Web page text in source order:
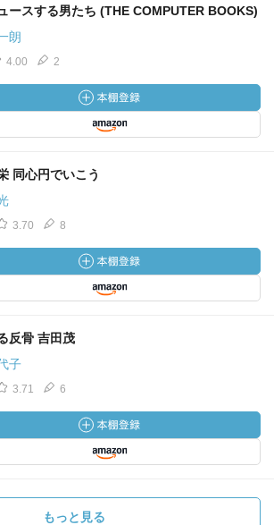
ースする男たち (THE COMPUTER BOOKS)
朗
4.00 2
同心円でいこう
3.70 8
反骨 吉田茂
子
3.71 6
もっと見る